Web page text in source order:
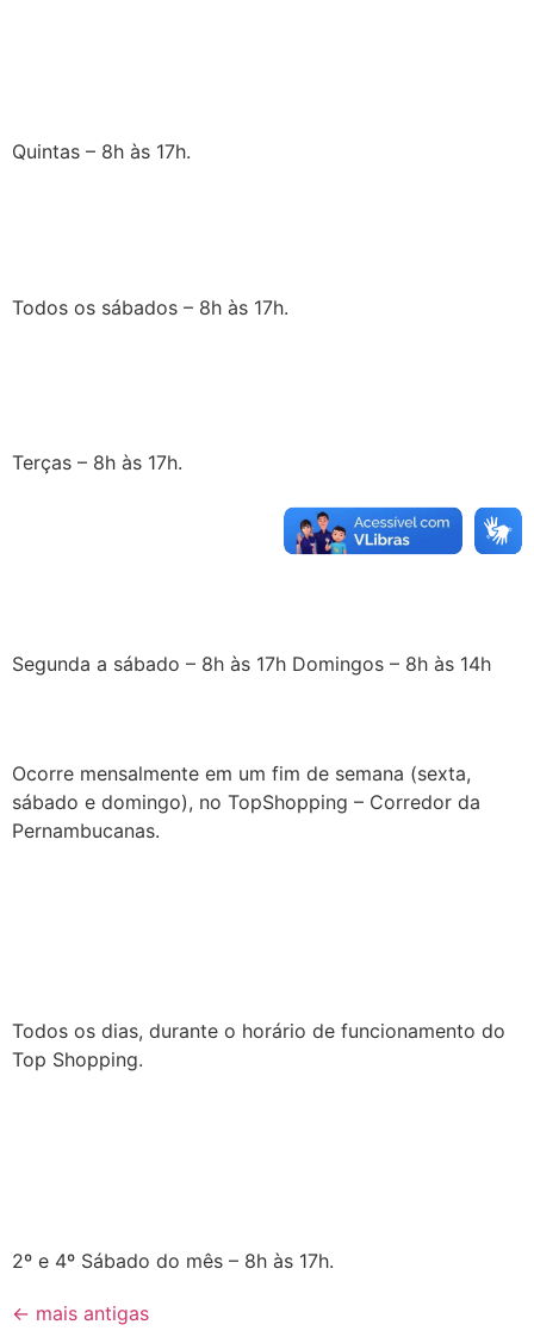
Quintas – 8h às 17h.
Todos os sábados – 8h às 17h.
Terças – 8h às 17h.
Segunda a sábado – 8h às 17h Domingos – 8h às 14h
Ocorre mensalmente em um fim de semana (sexta,
sábado e domingo), no TopShopping – Corredor da
Pernambucanas.
Todos os dias, durante o horário de funcionamento do
Top Shopping.
2º e 4º Sábado do mês – 8h às 17h.
← mais antigas